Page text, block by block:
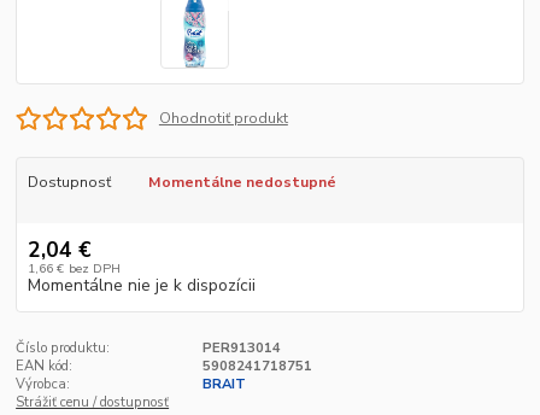
Ohodnotiť produkt
Dostupnosť Momentálne nedostupné
2,04 €
1,66 € bez DPH
Momentálne nie je k dispozícii
Číslo produktu:
PER913014
EAN kód:
5908241718751
Výrobca:
BRAIT
Strážiť cenu / dostupnosť